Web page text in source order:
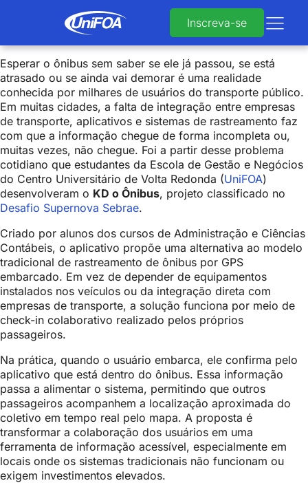
Inscreva-se
Esperar o ônibus sem saber se ele já passou, se está
atrasado ou se ainda vai demorar é uma realidade
conhecida por milhares de usuários do transporte público.
Em muitas cidades, a falta de integração entre empresas
de transporte, aplicativos e sistemas de rastreamento faz
com que a informação chegue de forma incompleta ou,
muitas vezes, não chegue. Foi a partir desse problema
cotidiano que estudantes da Escola de Gestão e Negócios
do Centro Universitário de Volta Redonda (UniFOA)
desenvolveram o KD o Ônibus, projeto classificado no
Desafio Supernova Sebrae.
Criado por alunos dos cursos de Administração e Ciências
Contábeis, o aplicativo propõe uma alternativa ao modelo
tradicional de rastreamento de ônibus por GPS
embarcado. Em vez de depender de equipamentos
instalados nos veículos ou da integração direta com
empresas de transporte, a solução funciona por meio de
check-in colaborativo realizado pelos próprios
passageiros.
Na prática, quando o usuário embarca, ele confirma pelo
aplicativo que está dentro do ônibus. Essa informação
passa a alimentar o sistema, permitindo que outros
passageiros acompanhem a localização aproximada do
coletivo em tempo real pelo mapa. A proposta é
transformar a colaboração dos usuários em uma
ferramenta de informação acessível, especialmente em
locais onde os sistemas tradicionais não funcionam ou
exigem investimentos elevados.